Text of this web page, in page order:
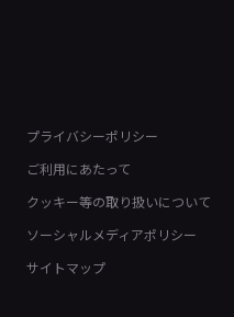
プライバシーポリシー
ご利用にあたって
クッキー等の取り扱いについて
ソーシャルメディアポリシー
サイトマップ